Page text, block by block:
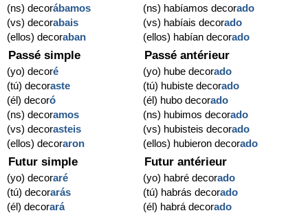
(ns) decorábamos
(vs) decorabais
(ellos) decoraban
(ns) habíamos decorado
(vs) habíais decorado
(ellos) habían decorado
Passé simple
(yo) decoré
(tú) decoraste
(él) decoró
(ns) decoramos
(vs) decorasteis
(ellos) decoraron
Passé antérieur
(yo) hube decorado
(tú) hubiste decorado
(él) hubo decorado
(ns) hubimos decorado
(vs) hubisteis decorado
(ellos) hubieron decorado
Futur simple
(yo) decoraré
(tú) decorarás
(él) decorará
Futur antérieur
(yo) habré decorado
(tú) habrás decorado
(él) habrá decorado